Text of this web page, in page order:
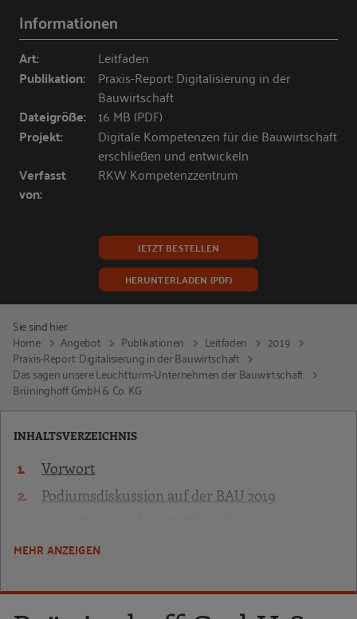
Informationen
Art: Leitfaden
Publikation:
Praxis-Report: Digitalisierung in der
Bauwirtschaft
Dateigröße: 16 MB (PDF)
Projekt:
Digitale Kompetenzen für die Bauwirtschaft
erschließen und entwickeln
Verfasst
von:
RKW Kompetenzzentrum
JETZT BESTELLEN
HERUNTERLADEN (PDF)
Sie sind hier:
Home
Angebot Publikationen Leitfaden
2019
Praxis-Report: Digitalisierung in der Bauwirtschaft
Das sagen unsere Leuchtturm-Unternehmen der Bauwirtschaft
Brüninghoff GmbH & Co. KG
INHALTSVERZEICHNIS
Vorwort
Podiumsdiskussion auf der BAU 2019
speziell Building Information Modeling
Welche Beschäftigtengruppen sind von der
Digitalisierung besonders betroffen,
MEHR ANZEIGEN